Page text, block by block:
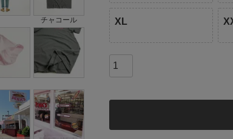
チャコール XL